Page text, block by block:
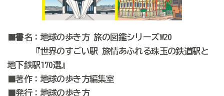
■書名：地球の歩き方 旅の図鑑シリーズW20
『世界のすごい駅 旅情あふれる珠玉の鉄道駅と
地下鉄駅170選』
■著作：地球の歩き方編集室
■発行：地球の歩き方